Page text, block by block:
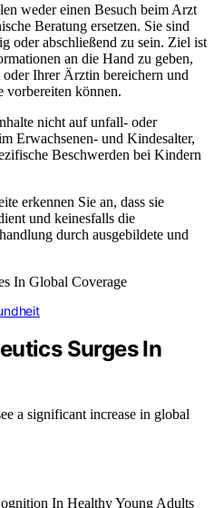
weder einen Besuch beim Arzt
Beratung ersetzen. Sie sind
oder abschließend zu sein. Ziel ist
an die Hand zu geben,
Ihrer Ärztin bereichern und
vorbereiten können.
nicht auf unfall- oder
Erwachsenen- und Kindesalter,
Beschwerden bei Kindern
erkennen Sie an, dass sie
und keinesfalls die
durch ausgebildete und
Surges In
a significant increase in global